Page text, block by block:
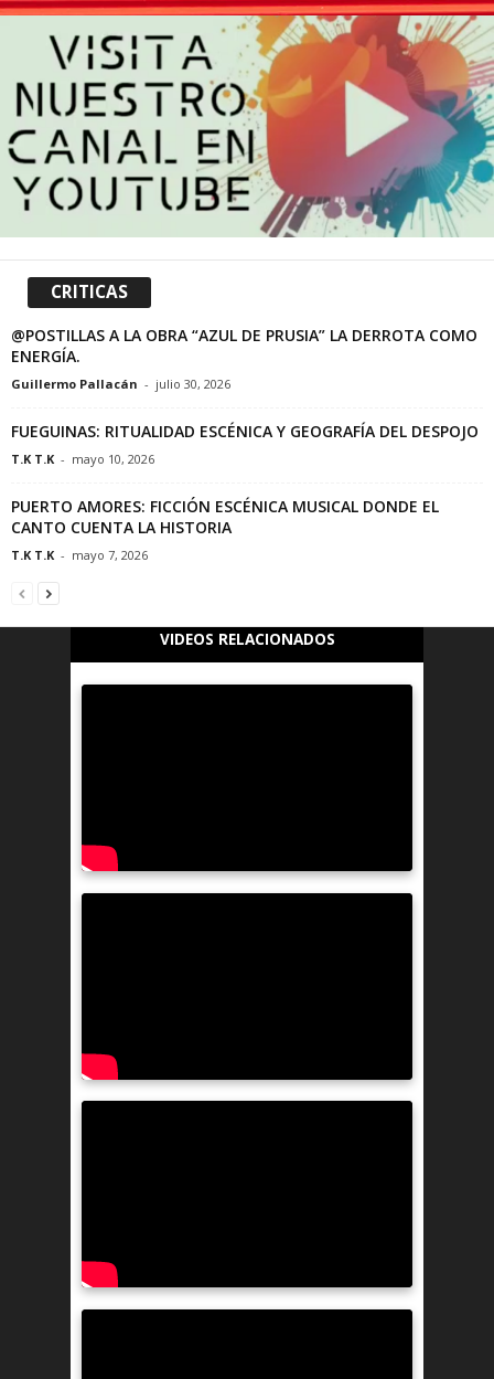
CRITICAS
@POSTILLAS A LA OBRA “AZUL DE PRUSIA” LA DERROTA COMO
ENERGÍA.
Guillermo Pallacán - julio 30, 2026
FUEGUINAS: RITUALIDAD ESCÉNICA Y GEOGRAFÍA DEL DESPOJO
T.K T.K - mayo 10, 2026
PUERTO AMORES: FICCIÓN ESCÉNICA MUSICAL DONDE EL
CANTO CUENTA LA HISTORIA
T.K T.K - mayo 7, 2026
VIDEOS RELACIONADOS